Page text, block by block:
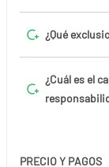
¿Qué
¿Cuál es el
PRECIO Y PAGOS